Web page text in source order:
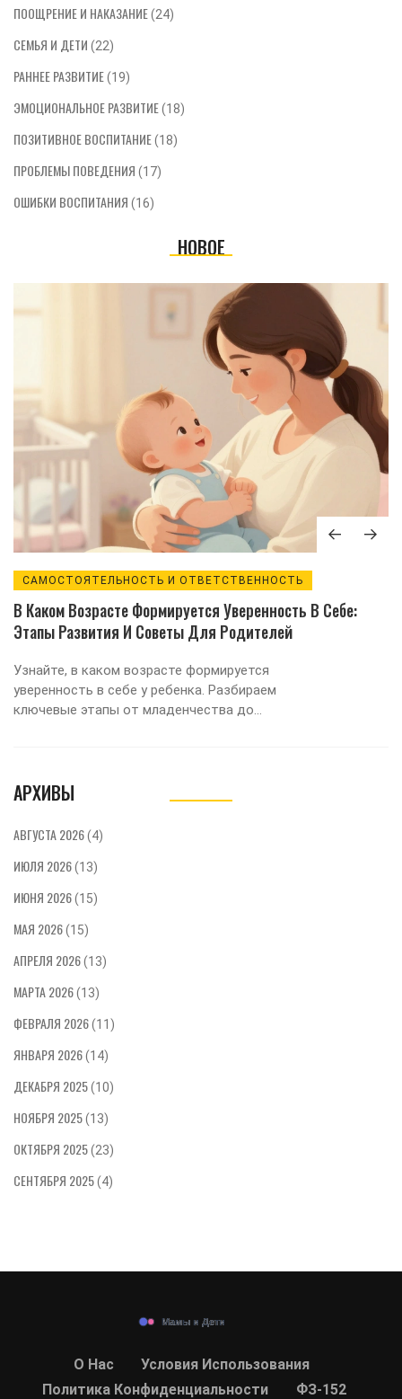
ПООЩРЕНИЕ И НАКАЗАНИЕ(24)
СЕМЬЯ И ДЕТИ (22)
РАННЕЕ РАЗВИТИЕ(19)
ЭМОЦИОНАЛЬНОЕ РАЗВИТИЕ(18)
ПОЗИТИВНОЕ ВОСПИТАНИЕ(18)
ПРОБЛЕМЫ ПОВЕДЕНИЯ (17)
ОШИБКИ ВОСПИТАНИЯ (16)
НОВОЕ
САМОСТОЯТЕЛЬНОСТЬ И ОТВЕТСТВЕННОСТЬ
В Каком Возрасте Формируется Уверенность В Себе:
Этапы Развития И Советы Для Родителей
Узнайте, в каком возрасте формируется
уверенность в себе у ребенка. Разбираем
ключевые этапы от младенчества до
АРХИВЫ
АВГУСТА 2026(4)
ИЮЛЯ 2026(13)
ИЮНЯ 2026(15)
МАЯ 2026(15)
АПРЕЛЯ 2026(13)
МАРТА 2026(13)
ФЕВРАЛЯ 2026(11)
ЯНВАРЯ 2026(14)
ДЕКАБРЯ 2025(10)
НОЯБРЯ 2025(13)
ОКТЯБРЯ 2025(23)
СЕНТЯБРЯ 2025(4)
О Нас
Условия Использования
Политика Конфиденциальности
ФЗ-152